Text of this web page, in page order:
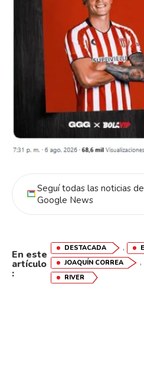
Seguí todas las noticias de
Google News
En este
artículo
:
DESTACADA ,
JOAQUÍN CORREA ,
RIVER